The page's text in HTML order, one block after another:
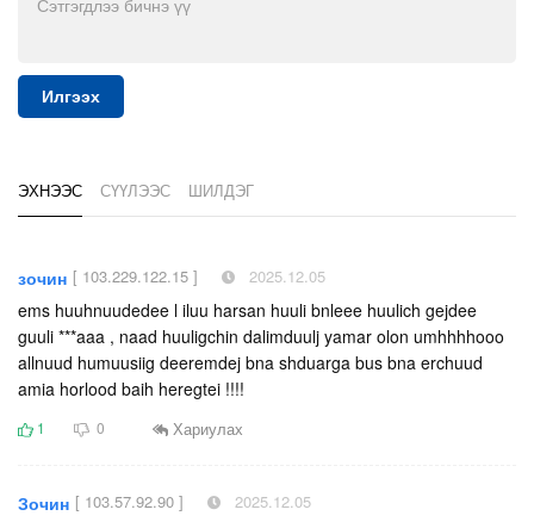
Илгээх
ЭХНЭЭС СҮҮЛЭЭС ШИЛДЭГ
зочин [ 103.229.122.15 ] 2025.12.05
ems huuhnuudedee l iluu harsan huuli bnleee huulich gejdee
guuli ***aaa , naad huuligchin dalimduulj yamar olon umhhhhooo
allnuud humuusiig deeremdej bna shduarga bus bna erchuud
amia horlood baih heregtei !!!!
1 0 Хариулах
Зочин [ 103.57.92.90 ] 2025.12.05